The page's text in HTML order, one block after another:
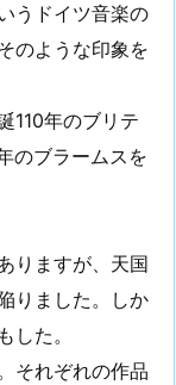
うドイツ音楽の
のような印象を
110年のブリテ
のブラームスを
りますが、天国
りました。しか
した。
それぞれの作品